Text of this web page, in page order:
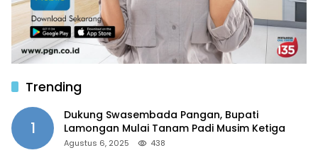
Trending
1
Dukung Swasembada Pangan, Bupati
Lamongan Mulai Tanam Padi Musim Ketiga
Agustus 6, 2025 438